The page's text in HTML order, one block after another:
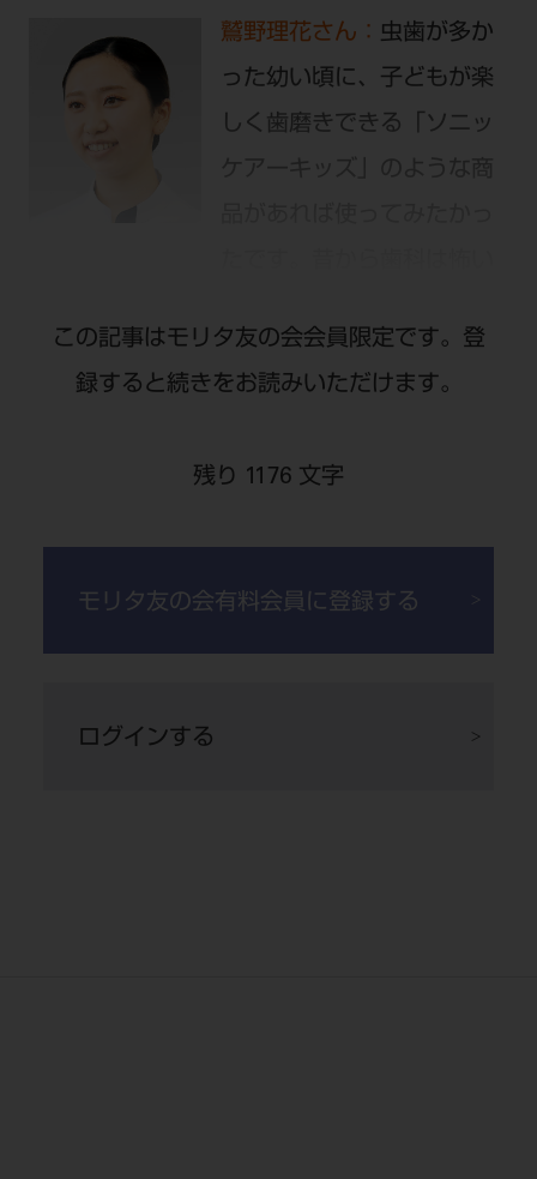
鷲野理花さん： 虫歯が多か
った幼い頃に、子どもが楽
しく歯磨きできる「ソニッ
ら、患者さんの不安や希望を医師に伝え、スム
ーズな治療につなげる医師と患者さんのパイプ
や審美歯科に興味があります。
この記事はモリタ友の会会員限定です。登
録すると続きをお読みいただけます。
残り 1176 文字
モリタ友の会有料会員に登録する
ログインする